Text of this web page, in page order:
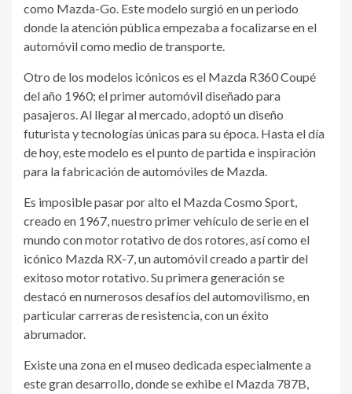
como Mazda-Go. Este modelo surgió en un periodo
donde la atención pública empezaba a focalizarse en el
automóvil como medio de transporte.
Otro de los modelos icónicos es el Mazda R360 Coupé
del año 1960; el primer automóvil diseñado para
pasajeros. Al llegar al mercado, adoptó un diseño
futurista y tecnologías únicas para su época. Hasta el día
de hoy, este modelo es el punto de partida e inspiración
para la fabricación de automóviles de Mazda.
Es imposible pasar por alto el Mazda Cosmo Sport,
creado en 1967, nuestro primer vehículo de serie en el
mundo con motor rotativo de dos rotores, así como el
icónico Mazda RX-7, un automóvil creado a partir del
exitoso motor rotativo. Su primera generación se
destacó en numerosos desafíos del automovilismo, en
particular carreras de resistencia, con un éxito
abrumador.
Existe una zona en el museo dedicada especialmente a
este gran desarrollo, donde se exhibe el Mazda 787B,